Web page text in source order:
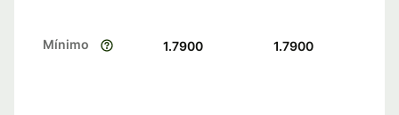
Mínimo 1.7900 1.7900